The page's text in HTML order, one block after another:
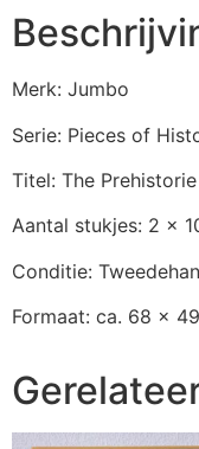
Merk: Jumbo
Serie: Pieces of
Titel: The
Aantal stukjes: 2 x
Conditie:
Formaat: ca. 68 x